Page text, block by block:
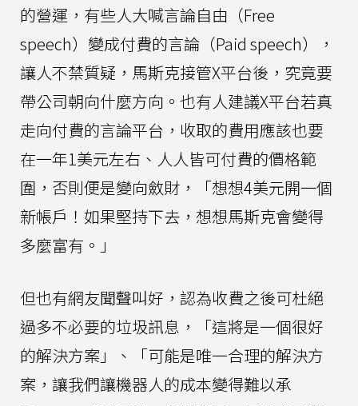
的營運，有些人大喊言論自由（Free
speech）變成付費的言論（Paid speech），
讓人不禁質疑，馬斯克接管X平台後，究竟要
帶公司朝向什麼方向。也有人建議X平台若真
走向付費的言論平台，收取的費用應該也要
在一年1美元左右、人人皆可付費的價格範
圍，否則便是變向斂財，「想想4美元開一個
新帳戶！如果堅持下去，想想馬斯克會變得
多麼富有。」
但也有網友聞聲叫好，認為收費之後可杜絕
過多不必要的垃圾訊息，「這將是一個很好
的解決方案」、「可能是唯一合理的解決方
案，讓我們讓機器人的成本變得難以承